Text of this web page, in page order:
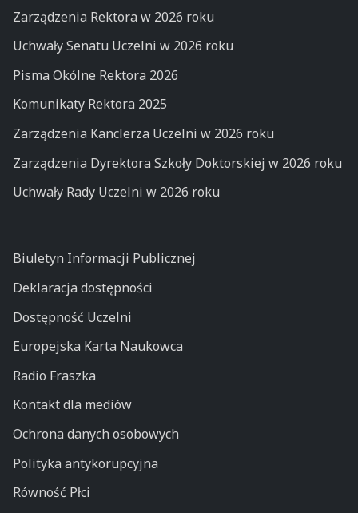
Zarządzenia Rektora w 2026 roku
Uchwały Senatu Uczelni w 2026 roku
Pisma Okólne Rektora 2026
Komunikaty Rektora 2025
Zarządzenia Kanclerza Uczelni w 2026 roku
Zarządzenia Dyrektora Szkoły Doktorskiej w 2026 roku
Uchwały Rady Uczelni w 2026 roku
Biuletyn Informacji Publicznej
Deklaracja dostępności
Dostępność Uczelni
Europejska Karta Naukowca
Radio Fraszka
Kontakt dla mediów
Ochrona danych osobowych
Polityka antykorupcyjna
Równość Płci